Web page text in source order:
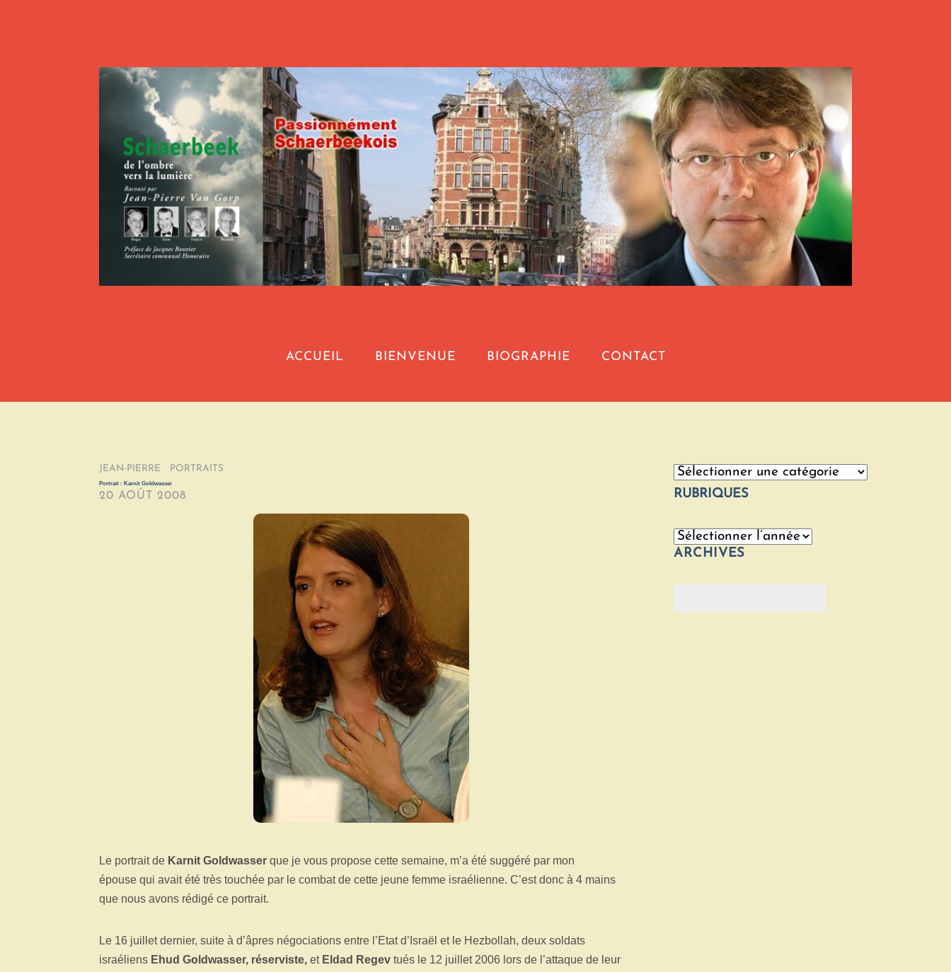
ACCUEIL BIENVENUE BIOGRAPHIE CONTACT
JEAN-PIERRE / PORTRAITS /
Portrait : Karnit Goldwasser
20 AOÛT 2008
Le portrait de Karnit Goldwasser que je vous propose cette semaine, m’a été suggéré par mon
épouse qui avait été très touchée par le combat de cette jeune femme israélienne. C’est donc à 4 mains
que nous avons rédigé ce portrait.
Le 16 juillet dernier, suite à d’âpres négociations entre l’Etat d’Israël et le Hezbollah, deux soldats
israéliens Ehud Goldwasser, réserviste, et Eldad Regev tués le 12 juillet 2006 lors de l’attaque de leur
Catégories
RUBRIQUES
Archives
ARCHIVES